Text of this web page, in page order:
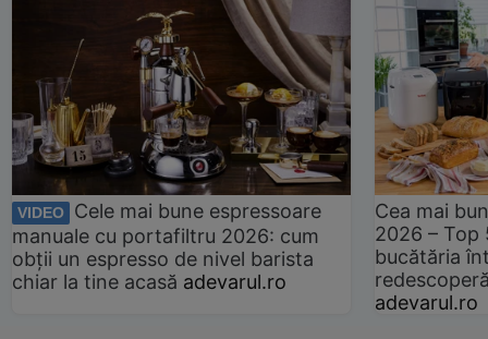
VIDEO
Cele mai bune espressoare
manuale cu portafiltru 2026: cum
obții un espresso de nivel barista
chiar la tine acasă adevarul.ro
Cea mai
2026 –
bucătăria
adevarul.ro